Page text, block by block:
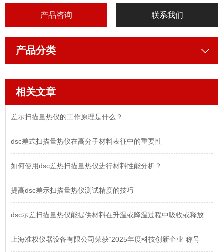
产品咨询 联系我们
产品分类
相关文章
差示扫描量热仪的工作原理是什么？
dsc差式扫描量热仪在高分子材料表征中的重要性
如何使用dsc差热扫描量热仪进行材料性能分析？
提高dsc差示扫描量热仪测试精度的技巧
dsc示差扫描量热仪能提供材料在升温或降温过程中吸收或释放热量信息的精细数据
上海准权仪器设备有限公司荣获“2025年度科技创新企业”称号